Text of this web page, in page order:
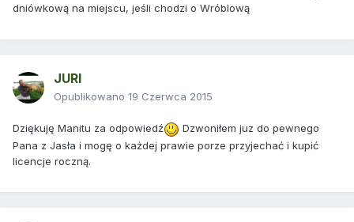
dniówkową na miejscu, jeśli chodzi o Wróblową
JURI
Opublikowano 19 Czerwca 2015
Dziękuję Manitu za odpowiedź
Dzwoniłem juz do pewnego
Pana z Jasła i mogę o każdej prawie porze przyjechać i kupić
licencje roczną.